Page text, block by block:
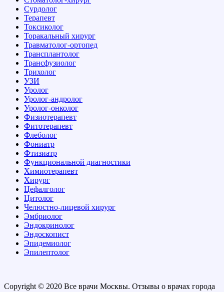
Сурдолог
Терапевт
Токсиколог
Торакальный хирург
Травматолог-ортопед
Трансплантолог
Трансфузиолог
Трихолог
УЗИ
Уролог
Уролог-андролог
Уролог-онколог
Физиотерапевт
Фитотерапевт
Флеболог
Фониатр
Фтизиатр
Функциональной диагностики
Химиотерапевт
Хирург
Цефалголог
Цитолог
Челюстно-лицевой хирург
Эмбриолог
Эндокринолог
Эндоскопист
Эпидемиолог
Эпилептолог
Copyright © 2020 Все врачи Москвы. Отзывы о врачах города